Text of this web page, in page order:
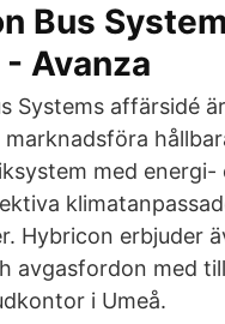
Bus
Avanza
Systems affärsidé
med energi-
Hybricon erbjuder
avgasfordon med
i Umeå.